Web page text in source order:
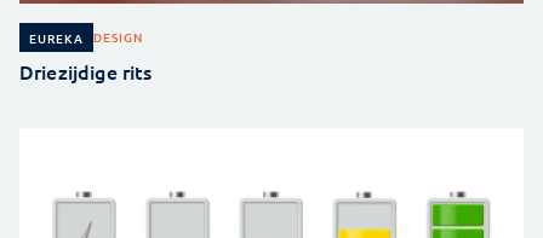
EUREKA DESIGN
Driezijdige rits